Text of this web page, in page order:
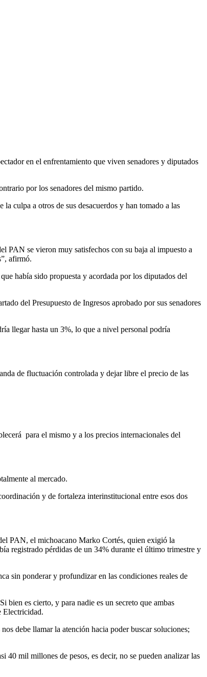
en el enfrentamiento que viven senadores y diputados
por los senadores del mismo partido.
culpa a otros de sus desacuerdos y han tomado a las
PAN se vieron muy satisfechos con su baja al impuesto a
afirmó.
había sido propuesta y acordada por los diputados del
del Presupuesto de Ingresos aprobado por sus senadores
llegar hasta un 3%, lo que a nivel personal podría
de fluctuación controlada y dejar libre el precio de las
para el mismo y a los precios internacionales del
al mercado.
y de fortaleza interinstitucional entre esos dos
PAN, el michoacano Marko Cortés, quien exigió la
registrado pérdidas de un 34% durante el último trimestre y
sin ponderar y profundizar en las condiciones reales de
bien es cierto, y para nadie es un secreto que ambas
Electricidad.
debe llamar la atención hacia poder buscar soluciones;
40 mil millones de pesos, es decir, no se pueden analizar las